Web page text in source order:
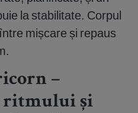
la stabilitate. Corpul
mișcare și repaus
–
ritmului și